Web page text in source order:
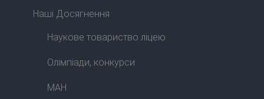
Наші Досягнення
Наукове товариство ліцею
Олімпіади, конкурси
МАН